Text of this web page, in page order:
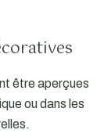
être aperçues
ou dans les